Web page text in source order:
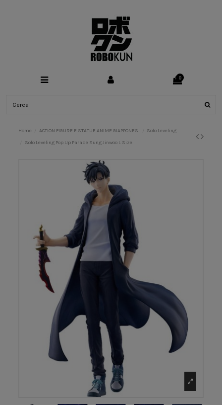
0
Home ACTION FIGURE E STATUE ANIME GIAPPONESI
Solo Leveling
Solo Leveling Pop Up Parade Sung Jinwoo L Size